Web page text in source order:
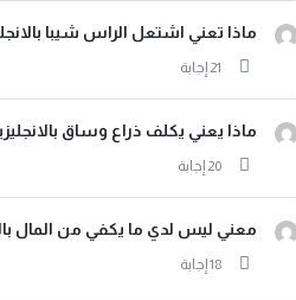
ماذا تعني اشتعل الراس شيبا
ماذا يعني يكلف ذراع وساق
‏‫20 إجابة
معني ليس لدي ما يكفي من المال
‏‫18 إجابة